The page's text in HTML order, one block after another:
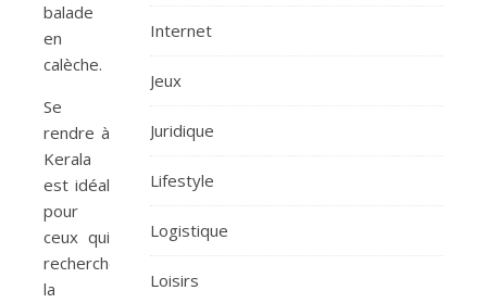
balade
en
calèche.
Se
rendre à
Kerala
est idéal
pour
ceux qui
recherchent
la
Internet
Jeux
Juridique
Lifestyle
Logistique
Loisirs